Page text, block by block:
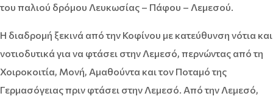
του παλιού δρόμου Λευκωσίας – Πάφου – Λεμεσού.
Η διαδρομή ξεκινά από την Κοφίνου με κατεύθυνση νότια και
νοτιοδυτικά για να φτάσει στην Λεμεσό, περνώντας από τη
Χοιροκοιτία, Μονή, Αμαθούντα και τον Ποταμό της
Γερμασόγειας πριν φτάσει στην Λεμεσό. Από την Λεμεσό,